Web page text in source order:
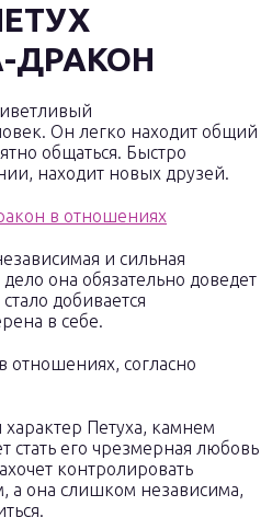
ДРАКОН
Он легко находит общий
общаться. Быстро
находит новых друзей.
и сильная
она обязательно доведет
добивается
в себе.
отношениях, согласно
Петуха, камнем
стать его чрезмерная любовь
контролировать
а она слишком независима,